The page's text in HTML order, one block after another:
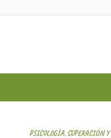
PSICOLOGÍA, SUPERACIÓN Y